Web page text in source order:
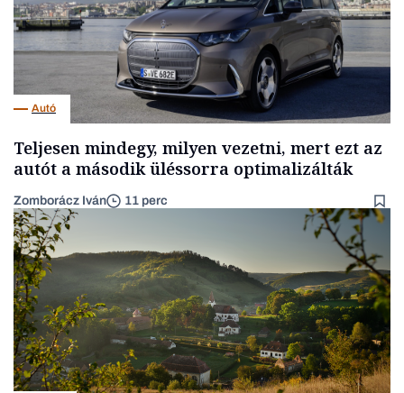
Autó
Teljesen mindegy, milyen vezetni, mert ezt az
autót a második üléssorra optimalizálták
Zomborácz Iván 11 perc